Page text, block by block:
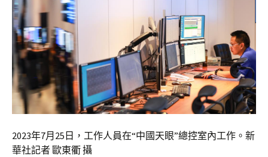
2023年7月25日，工作人員在“中國天眼”總控室內工作。新
華社記者 歐東衢 攝